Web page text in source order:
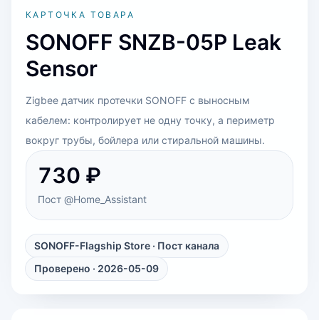
КАРТОЧКА ТОВАРА
SONOFF SNZB-05P Leak
Sensor
Zigbee датчик протечки SONOFF с выносным
кабелем: контролирует не одну точку, а периметр
вокруг трубы, бойлера или стиральной машины.
730 ₽
Пост @Home_Assistant
SONOFF-Flagship Store · Пост канала
Проверено · 2026-05-09